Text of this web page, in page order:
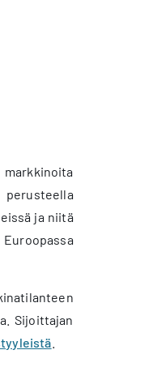
ja niitä
Sijoittajan